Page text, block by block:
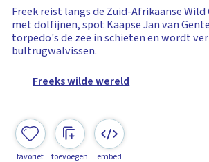
Freek reist langs de Zuid-Afrikaanse
met dolfijnen, spot Kaapse Jan van
torpedo's de zee in schieten en wordt
bultrugwalvissen.
Freeks wilde wereld
favoriet toevoegen embed